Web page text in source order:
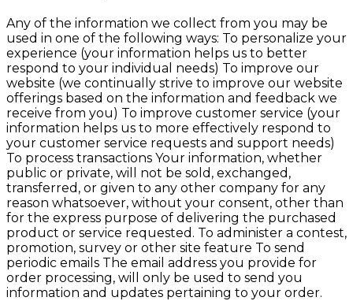
Any of the information we collect from you may be
used in one of the following ways: To personalize your
experience (your information helps us to better
respond to your individual needs) To improve our
website (we continually strive to improve our website
offerings based on the information and feedback we
receive from you) To improve customer service (your
information helps us to more effectively respond to
your customer service requests and support needs)
To process transactions Your information, whether
public or private, will not be sold, exchanged,
transferred, or given to any other company for any
reason whatsoever, without your consent, other than
for the express purpose of delivering the purchased
product or service requested. To administer a contest,
promotion, survey or other site feature To send
periodic emails The email address you provide for
order processing, will only be used to send you
information and updates pertaining to your order.